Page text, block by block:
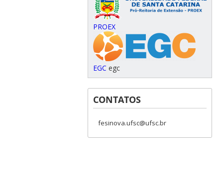
PROEX
EGC egc
CONTATOS
fesinova.ufsc@ufsc.br